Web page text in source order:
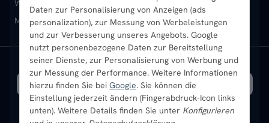
Daten zur Personalisierung von Anzeigen (ads
personalization), zur Messung von Werbeleistungen
und zur Verbesserung unseres Angebots. Google
nutzt personenbezogene Daten zur Bereitstellung
seiner Dienste, zur Personalisierung von Werbung und
zur Messung der Performance. Weitere Informationen
hierzu finden Sie bei Google. Sie können die
Einstellung jederzeit ändern (Fingerabdruck-Icon links
unten). Weitere Details finden Sie unter Konfigurieren
Heizkörper-Zubehör
Montageservice vor Ort
Sendung verfolgen
Karriere
Ratgeber
Bestpreisgarantie
Newsletter
Aktuelle Angebote
Wandheizkörper Wohnraum-Heizkörper Badheizkörper Schwarz
Mischbetrieb-HeizkörperHeizkörper-ZubehörAktuelle Angebote
VERSAND MIT